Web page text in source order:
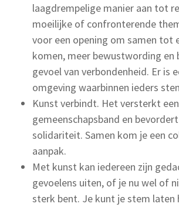
laagdrempelige manier aan tot
moeilijke of confronterende
voor een opening om samen tot
komen, meer bewustwording en
gevoel van verbondenheid. Er is
omgeving waarbinnen ieders
Kunst verbindt. Het versterkt een
gemeenschapsband en
solidariteit. Samen kom je een
aanpak.
Met kunst kan iedereen zijn
gevoelens uiten, of je nu wel of
sterk bent. Je kunt je stem laten